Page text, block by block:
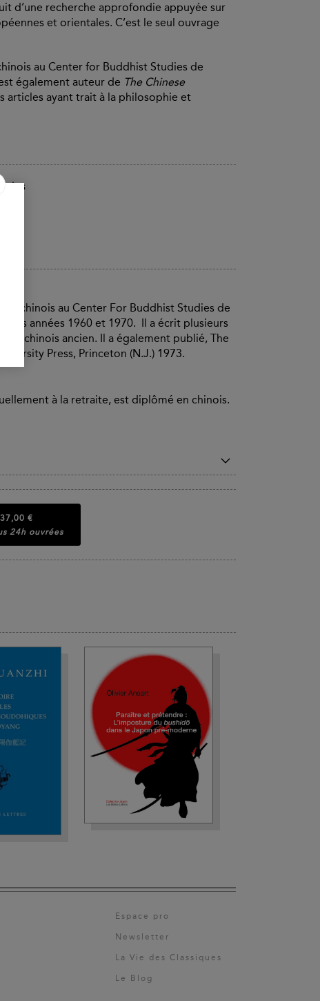
d’une recherche approfondie appuyée sur
et orientales. C’est le seul ouvrage
au Center for Buddhist Studies de
également auteur de The Chinese
articles ayant trait à la philosophie et
chinois au Center For Buddhist Studies de
les années 1960 et 1970. Il a écrit plusieurs
chinois ancien. Il a également publié, The
Press, Princeton (N.J.) 1973.
à la retraite, est diplômé en chinois.
37,00 €
24h ouvrées
Espace pro
Newsletter
La Vie des Classiques
Le Blog